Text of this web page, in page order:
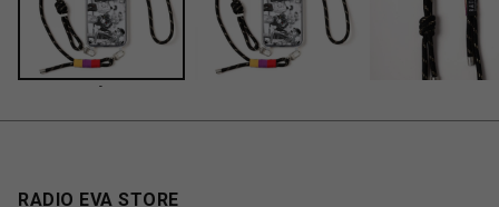
-
RADIO EVA STORE